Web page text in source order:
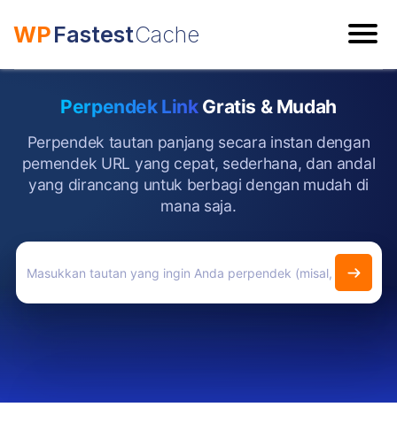
WPFastestCache
Perpendek LinkGratis & Mudah
Perpendek tautan panjang secara instan dengan
pemendek URL yang cepat, sederhana, dan andal
yang dirancang untuk berbagi dengan mudah di
mana saja.